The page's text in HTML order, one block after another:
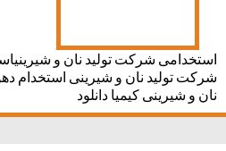
استخدامی شرکت تولید نان و
شرکت تولید نان و شیرینی استخدام
نان و شیرینی کیمیا دانلود